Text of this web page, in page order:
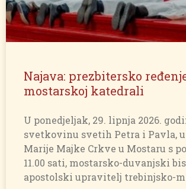
Najava: prezbitersko
mostarskoj katedrali
U ponedjeljak, 29. lipnja 2026.
svetkovinu svetih Petra i Pavla,
Marije Majke Crkve u Mostaru s
11.00 sati, mostarsko-duvanjski
apostolski upravitelj trebinjsko-